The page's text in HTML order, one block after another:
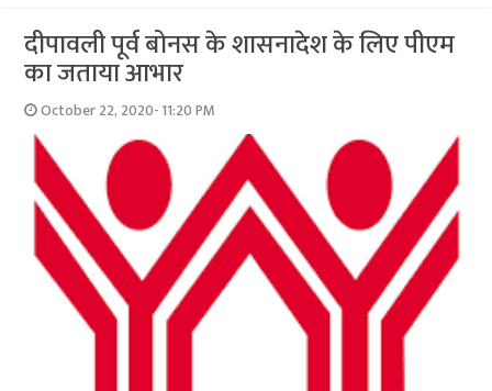
दीपावली पूर्व बोनस के शासनादेश के लिए पीएम
का जताया आभार
October 22, 2020- 11:20 PM